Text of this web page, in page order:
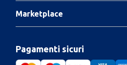
Marketplace
Pagamenti sicuri